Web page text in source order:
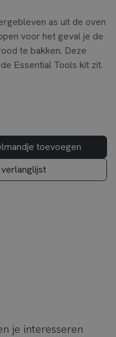
as uit de oven
voor het geval je de
te bakken. Deze
Essential Tools kit zit.
toevoegen
je interesseren